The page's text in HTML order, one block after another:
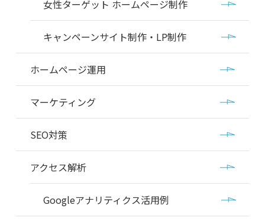
女性ターゲット ホームページ制作
キャンペーンサイト制作・LP制作
ホームページ運用
マーケティング
SEO対策
アクセス解析
Googleアナリティクス活用例